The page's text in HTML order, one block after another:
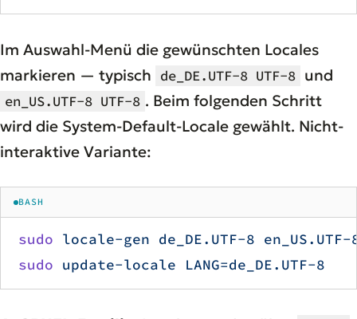
Im Auswahl-Menü die gewünschten Locales
markieren — typisch de_DE.UTF-8 UTF-8 und
en_US.UTF-8 UTF-8 . Beim folgenden Schritt
wird die System-Default-Locale gewählt. Nicht-
interaktive Variante:
BASH
sudo locale-gen de_DE.UTF-8 en_US.UTF-
sudo update-locale LANG=de_DE.UTF-8